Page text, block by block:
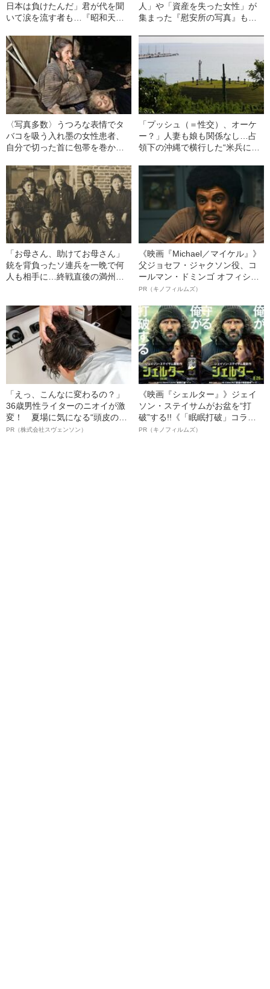
日本は負けたんだ」君が代を聞
いて涙を流す者も…『昭和天皇
月15日の日本人たちの声”【終戦
の日】
人」や「資産を失った女性」が
集まった『慰安所の写真』も…
〈写真多数〉うつろな表情でタ
バコを吸う入れ墨の女性患者、
自分で切った首に包帯を巻かれ
ラー化した写真でよみがえる“沖
縄戦のリアル”
「プッシュ（＝性交）、オーケ
ー？」人妻も娘も関係なし…占
領下の沖縄で横行した“米兵によ
「お母さん、助けてお母さん」
銃を背負ったソ連兵を一晩で何
人も相手に…終戦直後の満州
《映画『Michael／マイケル』》
父ジョセフ・ジャクソン役、コ
ールマン・ドミンゴ オフィシャ
ルインタビュー“観客を魅了した
語る”《日本興収70億円突破》
PR（キノフィルムズ）
「えっ、こんなに変わるの？」
36歳男性ライターのニオイが激
変！ 夏場に気になる“頭皮のニ
オイ”や“ベタつき”を解消す
PR（株式会社スヴェンソン）
《映画『シェルター』》ジェイ
ソン・ステイサムがお盆を“打
破”する!!《「眠眠打破」コラ
ボ》
PR（キノフィルムズ）